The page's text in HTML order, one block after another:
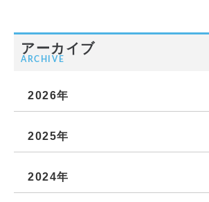
アーカイブ
ARCHIVE
2026年
2025年
2024年